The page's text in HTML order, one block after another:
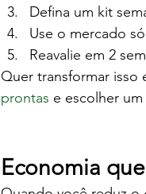
Defina um kit
Use o mercado
Reavalie em 2
Quer transformar isso
prontas e escolher
Economia